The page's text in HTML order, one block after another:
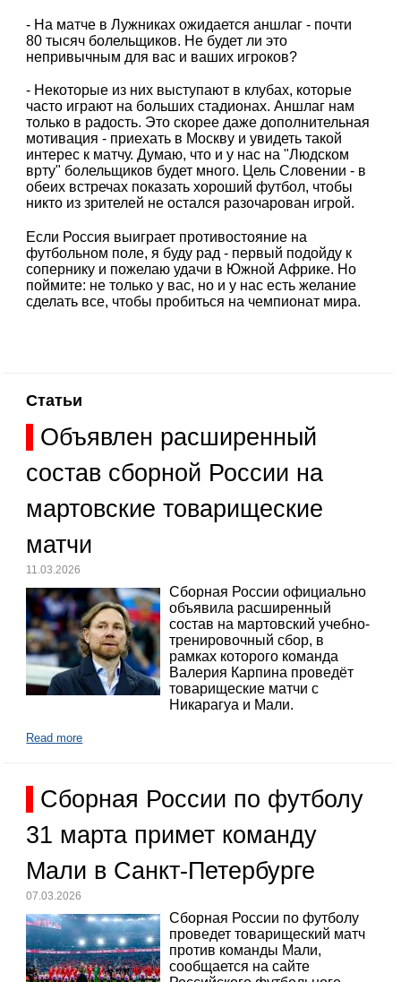
- На матче в Лужниках ожидается аншлаг - почти
80 тысяч болельщиков. Не будет ли это
непривычным для вас и ваших игроков?
- Некоторые из них выступают в клубах, которые
часто играют на больших стадионах. Аншлаг нам
только в радость. Это скорее даже дополнительная
мотивация - приехать в Москву и увидеть такой
интерес к матчу. Думаю, что и у нас на "Людском
врту" болельщиков будет много. Цель Словении - в
обеих встречах показать хороший футбол, чтобы
никто из зрителей не остался разочарован игрой.
Если Россия выиграет противостояние на
футбольном поле, я буду рад - первый подойду к
сопернику и пожелаю удачи в Южной Африке. Но
поймите: не только у вас, но и у нас есть желание
сделать все, чтобы пробиться на чемпионат мира.
Статьи
Объявлен расширенный
состав сборной России на
мартовские товарищеские
матчи
11.03.2026
Сборная России официально
объявила расширенный
состав на мартовский учебно-
тренировочный сбор, в
рамках которого команда
Валерия Карпина проведёт
товарищеские матчи с
Никарагуа и Мали.
Read more
Сборная России по футболу
31 марта примет команду
Мали в Санкт-Петербурге
07.03.2026
Сборная России по футболу
проведет товарищеский матч
против команды Мали,
сообщается на сайте